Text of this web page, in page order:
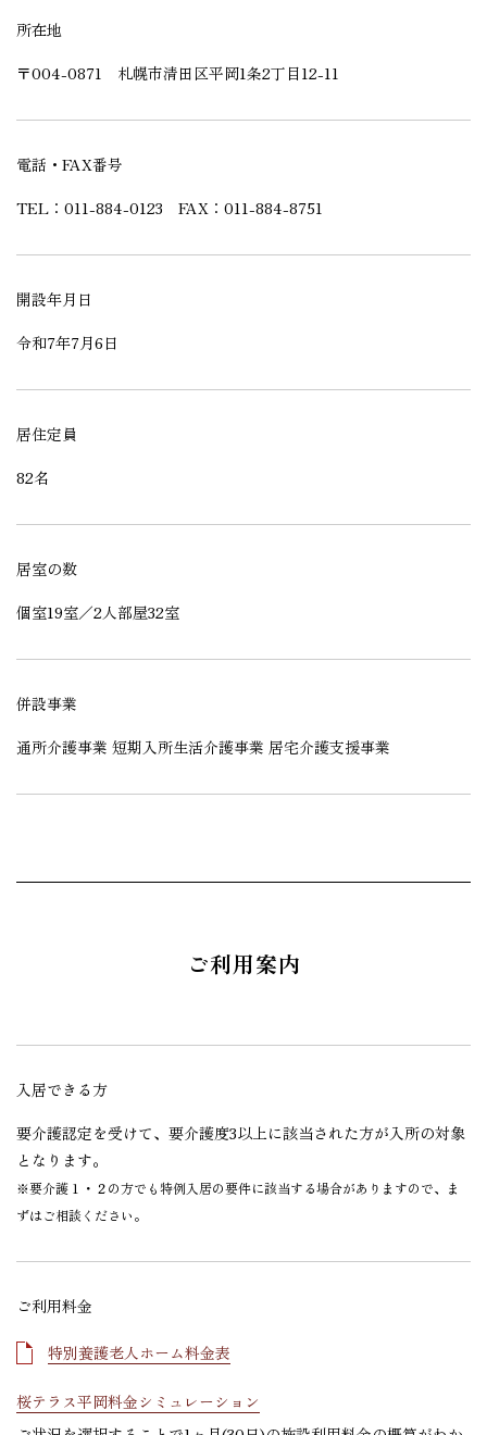
所在地
〒004-0871 札幌市清田区平岡1条2丁目12-11
電話・FAX番号
TEL：011-884-0123 FAX：011-884-8751
開設年月日
令和7年7月6日
居住定員
82名
居室の数
個室19室／2人部屋32室
併設事業
通所介護事業 短期入所生活介護事業 居宅介護支援事業
ご利用案内
入居できる方
要介護認定を受けて、要介護度3以上に該当された方が入所の対象
となります。
※要介護１・２の方でも特例入居の要件に該当する場合がありますので、ま
ずはご相談ください。
ご利用料金
特別養護老人ホーム料金表
桜テラス平岡料金シミュレーション